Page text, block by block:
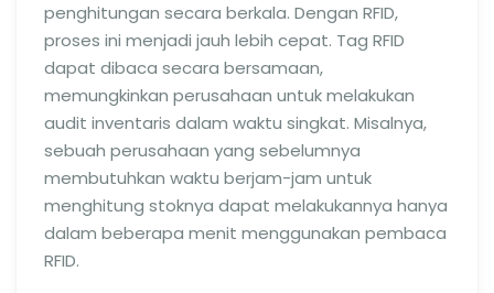
penghitungan secara berkala. Dengan RFID,
proses ini menjadi jauh lebih cepat. Tag RFID
dapat dibaca secara bersamaan,
memungkinkan perusahaan untuk melakukan
audit inventaris dalam waktu singkat. Misalnya,
sebuah perusahaan yang sebelumnya
membutuhkan waktu berjam-jam untuk
menghitung stoknya dapat melakukannya hanya
dalam beberapa menit menggunakan pembaca
RFID.